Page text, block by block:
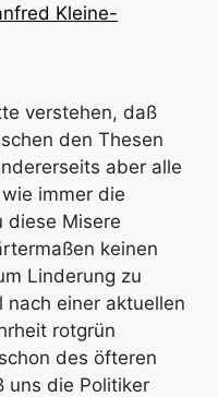
Kleine-
verstehen, daß
den Thesen
aber alle
immer die
diese Misere
keinen
Linderung zu
nach einer aktuellen
rotgrün
des öfteren
uns die Politiker